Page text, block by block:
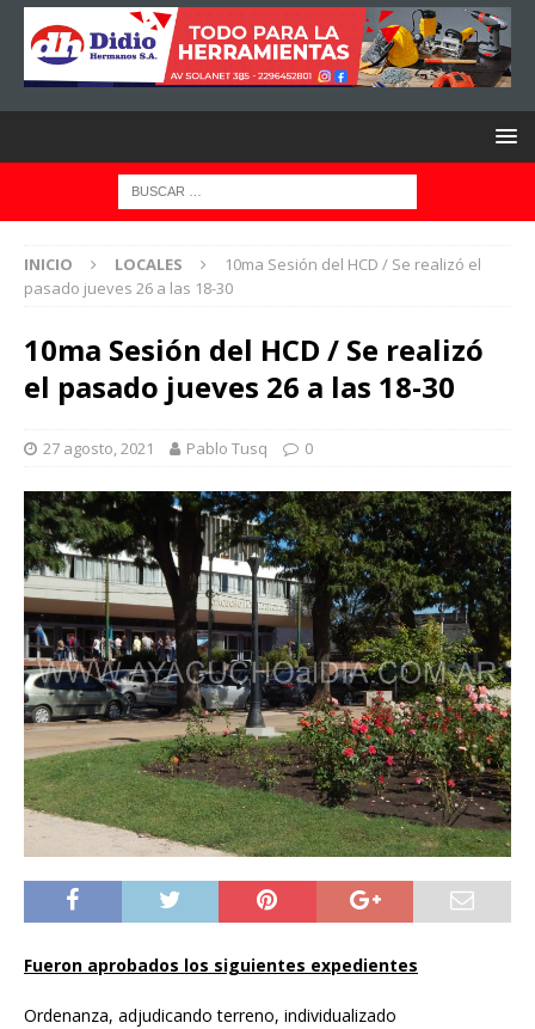
INICIO LOCALES
10ma Sesión del HCD / Se realizó el
pasado jueves 26 a las 18-30
10ma Sesión del HCD / Se realizó
el pasado jueves 26 a las 18-30
27 agosto, 2021 Pablo Tusq 0
Fueron aprobados los siguientes expedientes
Ordenanza, adjudicando terreno, individualizado